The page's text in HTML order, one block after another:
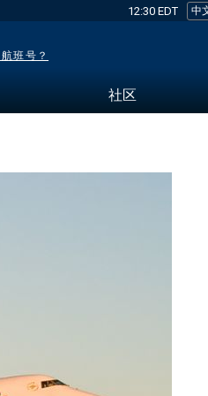
12:30 EDT
班号？
社区